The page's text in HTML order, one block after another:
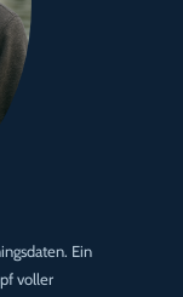
Ein
voller